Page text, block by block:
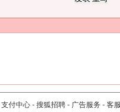
支付中心 - 搜狐招聘 - 广告服务 - 客